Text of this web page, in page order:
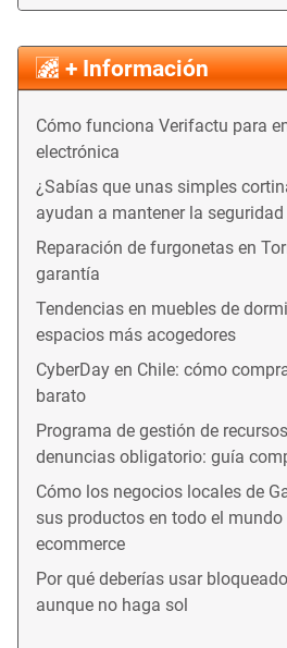
+ Información
Cómo funciona Verifactu para
electrónica
¿Sabías que unas simples
ayudan a mantener la
Reparación de furgonetas en
garantía
Tendencias en muebles de
espacios más acogedores
CyberDay en Chile: cómo
barato
Programa de gestión de
denuncias obligatorio: guía
Cómo los negocios locales de
sus productos en todo el mundo
ecommerce
Por qué deberías usar
aunque no haga sol